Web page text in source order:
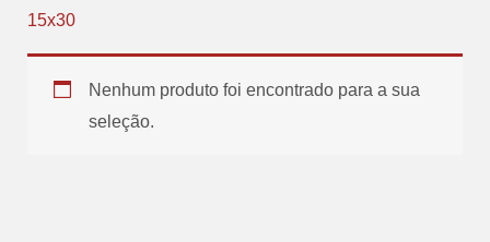
15x30
Nenhum produto foi encontrado para a sua
seleção.